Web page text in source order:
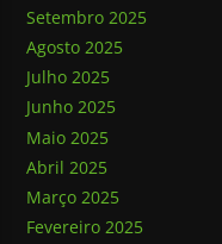
Setembro 2025
Agosto 2025
Julho 2025
Junho 2025
Maio 2025
Abril 2025
Março 2025
Fevereiro 2025